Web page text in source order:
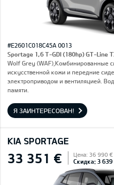
#E2601C018C45A 0013
Sportage 1,6 T-GDI (180hp) GT-Line
Wolf Grey (WAF),Комбинированные
искусственной кожи и передние
электроприводом и вентиляцией.
памяти.
Я ЗАИНТЕРЕСОВАН!
KIA SPORTAGE
33 351 € Цена: 36 990 €
Скидка: 3 639